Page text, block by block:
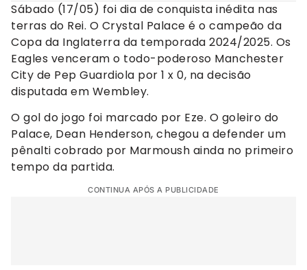
Sábado (17/05) foi dia de conquista inédita nas
terras do Rei. O Crystal Palace é o campeão da
Copa da Inglaterra da temporada 2024/2025. Os
Eagles venceram o todo-poderoso Manchester
City de Pep Guardiola por 1 x 0, na decisão
disputada em Wembley.
O gol do jogo foi marcado por Eze. O goleiro do
Palace, Dean Henderson, chegou a defender um
pênalti cobrado por Marmoush ainda no primeiro
tempo da partida.
CONTINUA APÓS A PUBLICIDADE